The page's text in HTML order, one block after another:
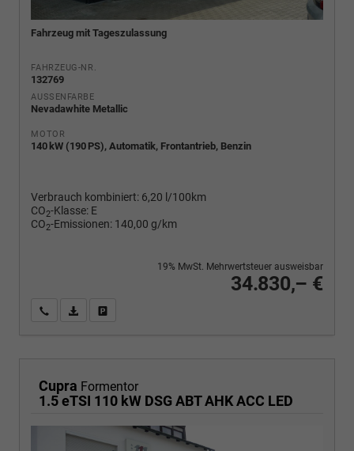
Fahrzeug mit Tageszulassung
FAHRZEUG-NR.
132769
AUSSENFARBE
Nevadawhite Metallic
MOTOR
140 kW (190 PS), Automatik, Frontantrieb, Benzin
Verbrauch kombiniert: 6,20 l/100km
CO2-Klasse: E
CO2-Emissionen: 140,00 g/km
34.830,– €
19% MwSt. Mehrwertsteuer ausweisbar
Wir rufen Sie anPDF-Fahrzeugexposé drucken
Cupra Formentor
1.5 eTSI 110 kW DSG ABT AHK ACC LED